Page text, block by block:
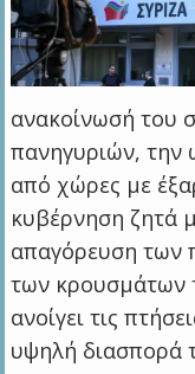
ανακοίνωσή του
πανηγυριών, την
από χώρες με
κυβέρνηση ζητά
απαγόρευση των
των κρουσμάτων
ανοίγει τις
υψηλή διασπορά